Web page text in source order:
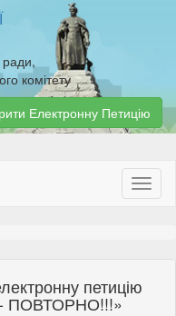
ради,
комітету
Електронну Петицію
петицію
- ПОВТОРНО!!!»